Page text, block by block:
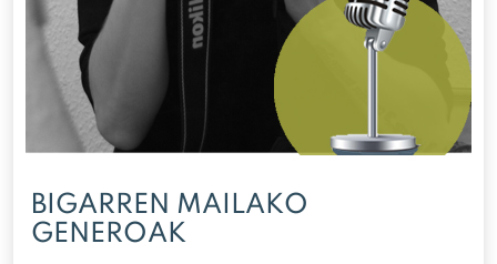
BIGARREN MAILAKO
GENEROAK